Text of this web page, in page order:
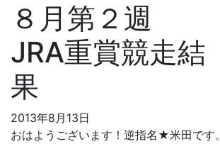
８月第２週
JRA重賞競走結
果
2013年8月13日
おはようございます！逆指名★米田です。